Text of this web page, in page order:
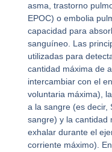
asma, trastorno
EPOC) o embolia
capacidad para
sanguíneo. Las
utilizadas para
cantidad máxima de
intercambiar con el
voluntaria máxima),
a la sangre (es decir,
sangre) y la cantidad
exhalar durante el
corriente máximo).